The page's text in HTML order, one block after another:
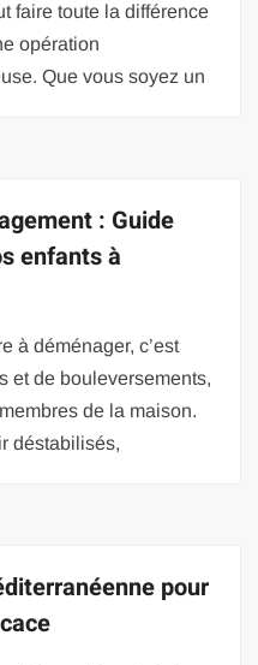
faire toute la différence
opération
Que vous soyez un
: Guide
enfants à
à déménager, c’est
et de bouleversements,
de la maison.
déstabilisés,
pour